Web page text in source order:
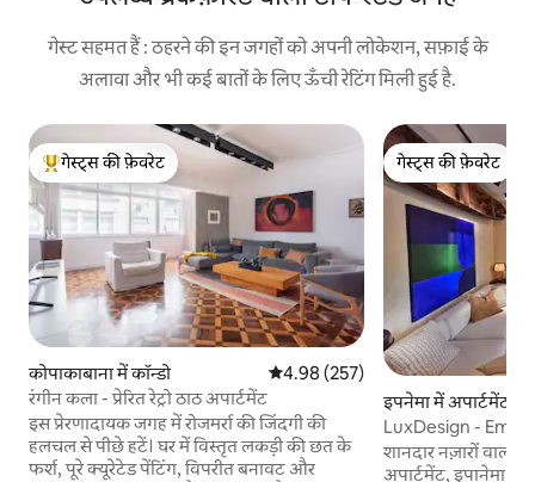
गेस्ट सहमत हैं : ठहरने की इन जगहों को अपनी लोकेशन, सफ़ाई के
अलावा और भी कई बातों के लिए ऊँची रेटिंग मिली हुई है.
गेस्ट्स का टॉप फ़ेवरेट
गेस्ट्स की फ़ेवरेट
कोपाकाबाना में कॉन्डो औसत रेटिंग 5 में से 4.98, 257 समीक्षाएँ
4.98 (257)
रंगीन कला - प्रेरित रेट्रो ठाठ अपार्टमेंट
इस प्रेरणादायक जगह में रोजमर्रा की जिंदगी की
हलचल से पीछे हटें। घर में विस्तृत लकड़ी की छत के
फर्श, पूरे क्यूरेटेड पेंटिंग, विपरीत बनावट और
गेस्ट्स की फ़ेवरेट
गेस्ट्स की फ़ेवरेट
इपनेमा में अपार्टमेंट
LuxDesign -
शानदार नज़ारों वाला
अपार्टमेंट, इपानेमा